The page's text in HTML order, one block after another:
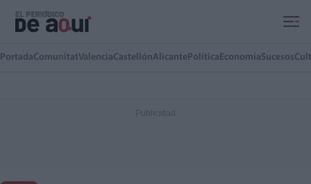
PortadaComunitatValenciaCastellónAlicante Política EconomíaSucesos